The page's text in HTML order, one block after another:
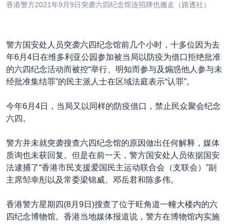
香港警方2021年9月9日突袭六四纪念馆连招牌也搬走（路透社）
警方国安处人员突袭六四纪念馆前几个小时，十多位因为去
年6月4日在维多利亚公园参加被当局以防疫为借口拒绝批准
的六四纪念活动而被控“举行、明知而参与及煽惑他人参与未
经批准集结罪”的民主派人士在区域法庭表示“认罪”。
今年6月4日，当局又以同样的防疫借口，禁止民众聚会纪念
六四。
警方并未就突袭搜查六四纪念馆的原因做出任何解释，媒体
质询也未获回复。但是在前一天，警方国安处人员依据国安
法逮捕了“香港市民支援爱国民主运动联合会（支联会）”副
主席邹幸彤以及常委梁锦威、邓岳君和陈多伟。
香港警方星期四(8月9日)搜查了位于旺角道一幢大楼内的六
四纪念博物馆。香港当地媒体报道说，警方在博物馆内实施